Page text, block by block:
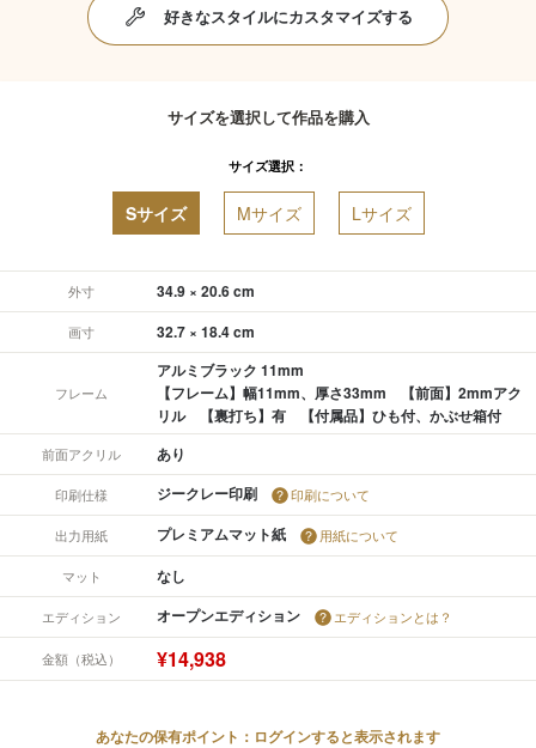
好きなスタイルにカスタマイズする
サイズを選択して作品を購入
サイズ選択：
Sサイズ Mサイズ Lサイズ
外寸 34.9 × 20.6 cm
画寸 32.7 × 18.4 cm
フレーム
アルミブラック 11mm
【フレーム】幅11mm、厚さ33mm 【前面】2mmアク
リル 【裏打ち】有 【付属品】ひも付、かぶせ箱付
前面アクリル あり
印刷仕様 ジークレー印刷 印刷について
出力用紙 プレミアムマット紙 用紙について
マット なし
エディション オープンエディション エディションとは？
金額（税込） ¥14,938
あなたの保有ポイント：ログインすると表示されます